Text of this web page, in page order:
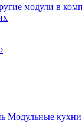
модули в
Модульные кухни